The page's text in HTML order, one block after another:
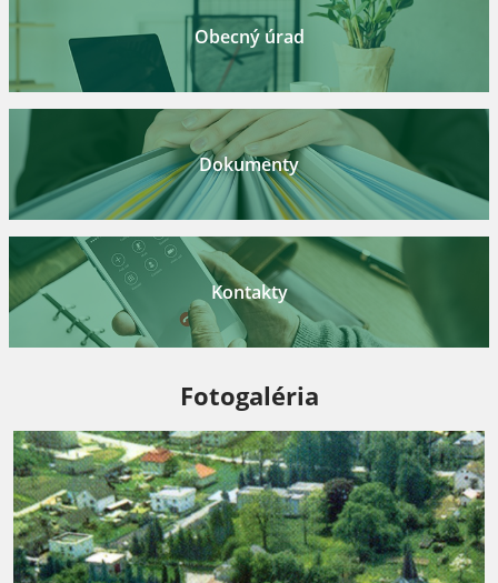
Obecný úrad
Dokumenty
Kontakty
Fotogaléria